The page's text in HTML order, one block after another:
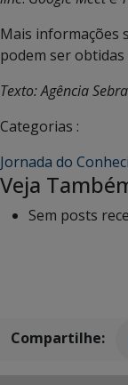
Mais informações
podem ser
Texto: Agência
Categorias :
Jornada do
Veja
Sem posts
Compartilhe: